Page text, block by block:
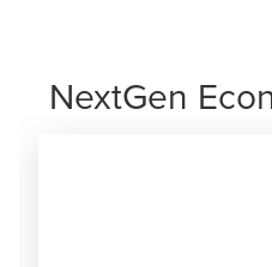
NextGen